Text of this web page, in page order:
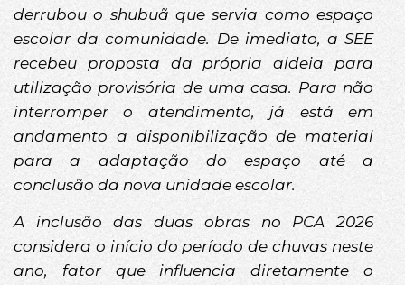
derrubou o shubuã que servia como espaço
escolar da comunidade. De imediato, a SEE
recebeu proposta da própria aldeia para
utilização provisória de uma casa. Para não
interromper o atendimento, já está em
andamento a disponibilização de material
para a adaptação do espaço até a
conclusão da nova unidade escolar.
A inclusão das duas obras no PCA 2026
considera o início do período de chuvas neste
ano, fator que influencia diretamente o